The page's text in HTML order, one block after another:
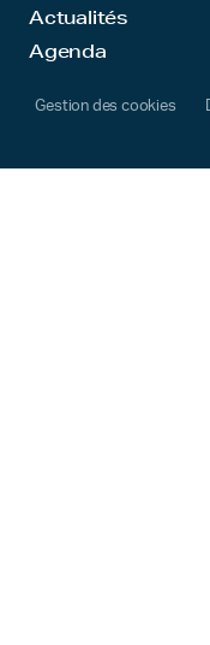
Actualités
Agenda
Gestion des cookies